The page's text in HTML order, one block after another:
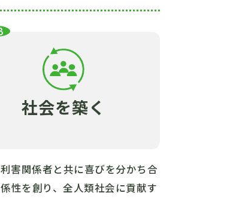
社会を築く
害関係者と共に喜びを分かち合
性を創り、全人類社会に貢献す